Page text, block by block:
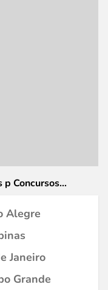
p Concursos
Alegre
Janeiro
Grande